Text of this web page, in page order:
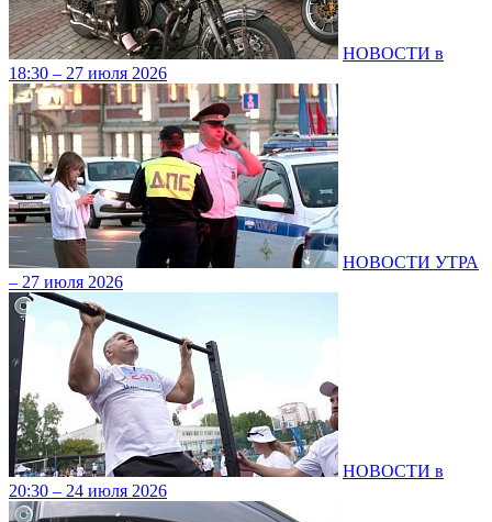
НОВОСТИ в
18:30 – 27 июля 2026
НОВОСТИ УТРА
– 27 июля 2026
НОВОСТИ в
20:30 – 24 июля 2026